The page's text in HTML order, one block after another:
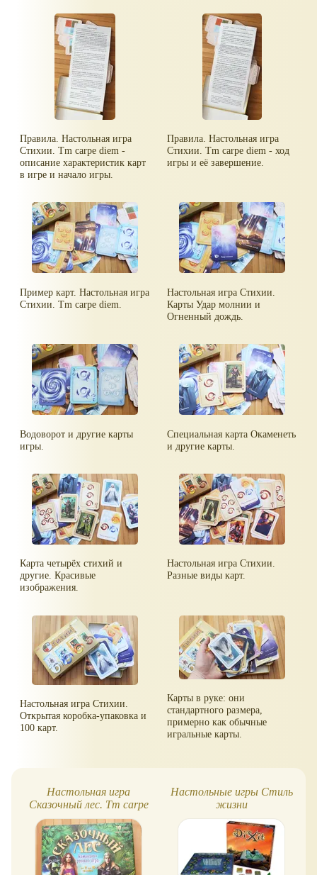
Правила. Настольная игра
Стихии. Tm carpe diem -
описание характеристик карт
в игре и начало игры.
Правила. Настольная игра
Стихии. Tm carpe diem - ход
игры и её завершение.
Пример карт. Настольная игра
Стихии. Tm carpe diem.
Настольная игра Стихии.
Карты Удар молнии и
Огненный дождь.
Водоворот и другие карты
игры.
Специальная карта Окаменеть
и другие карты.
Карта четырёх стихий и
другие. Красивые
изображения.
Настольная игра Стихии.
Разные виды карт.
Настольная игра Стихии.
Открытая коробка-упаковка и
100 карт.
Карты в руке: они
стандартного размера,
примерно как обычные
игральные карты.
Настольная игра
Сказочный лес. Tm carpe
diem
Настольные игры Стиль
жизни